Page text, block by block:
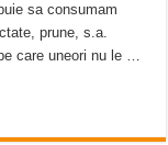
sa consumam
prune, s.a.
care uneori nu le …